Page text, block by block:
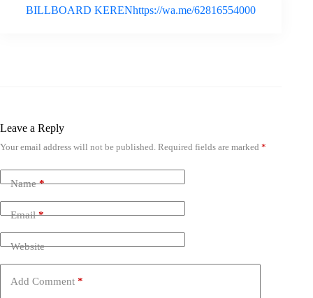
BILLBOARD KERENhttps://wa.me/62816554000
Leave a Reply
Your email address will not be published. Required fields are marked *
Name*
Email*
Website
Add Comment *